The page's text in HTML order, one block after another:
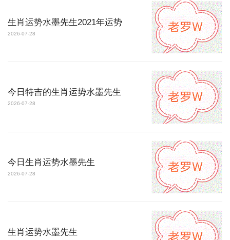
生肖运势水墨先生2021年运势
2026-07-28
今日特吉的生肖运势水墨先生
2026-07-28
今日生肖运势水墨先生
2026-07-28
生肖运势水墨先生